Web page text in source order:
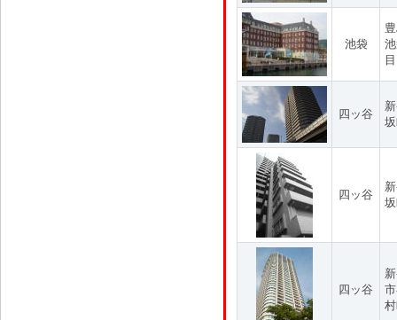
池袋
四ッ谷
四ッ谷
四ッ谷